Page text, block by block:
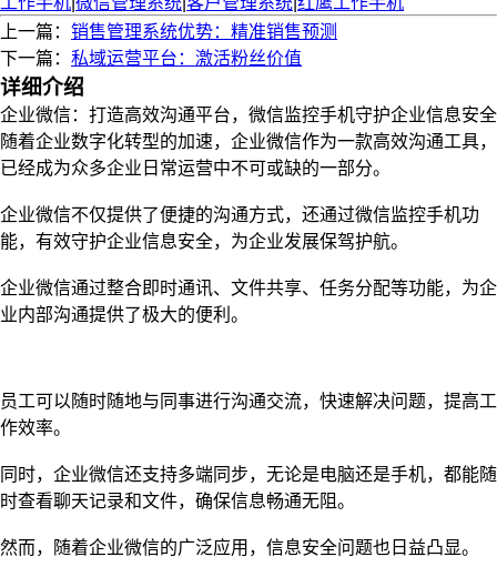
上一篇： 销售管理系统优势：精准销售预测
下一篇： 私域运营平台：激活粉丝价值
详细介绍
企业微信：打造高效沟通平台，微信监控手机守护企业信息安全
随着企业数字化转型的加速，企业微信作为一款高效沟通工具，
已经成为众多企业日常运营中不可或缺的一部分。
企业微信不仅提供了便捷的沟通方式，还通过微信监控手机功
能，有效守护企业信息安全，为企业发展保驾护航。
企业微信通过整合即时通讯、文件共享、任务分配等功能，为企
业内部沟通提供了极大的便利。
员工可以随时随地与同事进行沟通交流，快速解决问题，提高工
作效率。
同时，企业微信还支持多端同步，无论是电脑还是手机，都能随
时查看聊天记录和文件，确保信息畅通无阻。
然而，随着企业微信的广泛应用，信息安全问题也日益凸显。